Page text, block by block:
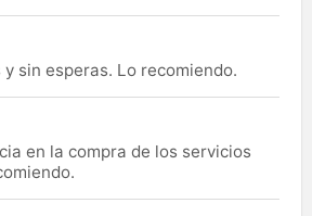
sin esperas. Lo recomiendo.
en la compra de los servicios